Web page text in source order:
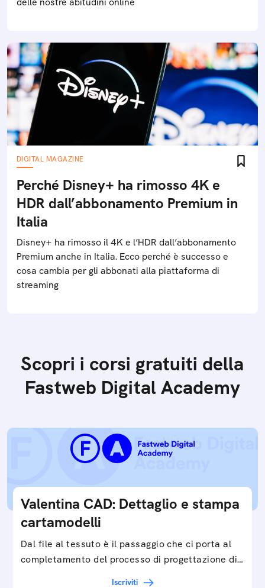
DIGITAL MAGAZINE
Perché Disney+ ha rimosso 4K e
HDR dall’abbonamento Premium in
Italia
Disney+ ha rimosso il 4K e l’HDR dall’abbonamento
Premium anche in Italia. Ecco perché è successo e
cosa cambia per gli abbonati alla piattaforma di
streaming
Scopri i corsi gratuiti della
Fastweb Digital Academy
Valentina CAD: Dettaglio e stampa
cartamodelli
Dal file al tessuto è il passaggio che ci porta al
completamento del processo di progettazione di
Iscriviti